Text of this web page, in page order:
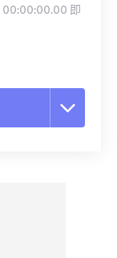
00:00:00.00 即